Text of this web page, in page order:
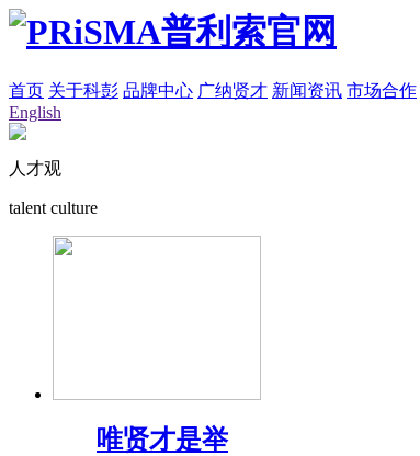
首页 关于科彭 品牌中心 广纳贤才 新闻资讯 市场合作
English
人才观
talent culture
唯贤才是举